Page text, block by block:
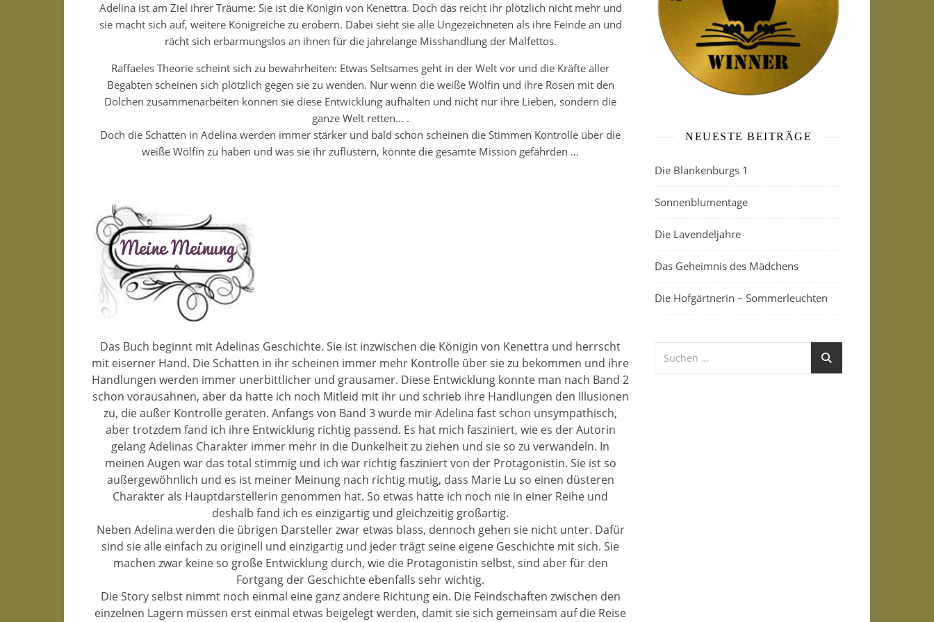
Adelina ist am Ziel ihrer Träume: Sie ist die Königin von Kenettra. Doch das reicht ihr plötzlich nicht mehr und
sie macht sich auf, weitere Königreiche zu erobern. Dabei sieht sie alle Ungezeichneten als ihre Feinde an und
rächt sich erbarmungslos an ihnen für die jahrelange Misshandlung der Malfettos.
Raffaeles Theorie scheint sich zu bewahrheiten: Etwas Seltsames geht in der Welt vor und die Kräfte aller
Begabten scheinen sich plötzlich gegen sie zu wenden. Nur wenn die weiße Wölfin und ihre Rosen mit den
Dolchen zusammenarbeiten können sie diese Entwicklung aufhalten und nicht nur ihre Lieben, sondern die
ganze Welt retten… .
Doch die Schatten in Adelina werden immer stärker und bald schon scheinen die Stimmen Kontrolle über die
weiße Wölfin zu haben und was sie ihr zuflüstern, könnte die gesamte Mission gefährden …
Das Buch beginnt mit Adelinas Geschichte. Sie ist inzwischen die Königin von Kenettra und herrscht
mit eiserner Hand. Die Schatten in ihr scheinen immer mehr Kontrolle über sie zu bekommen und ihre
Handlungen werden immer unerbittlicher und grausamer. Diese Entwicklung konnte man nach Band 2
schon vorausahnen, aber da hatte ich noch Mitleid mit ihr und schrieb ihre Handlungen den Illusionen
zu, die außer Kontrolle geraten. Anfangs von Band 3 wurde mir Adelina fast schon unsympathisch,
aber trotzdem fand ich ihre Entwicklung richtig passend. Es hat mich fasziniert, wie es der Autorin
gelang Adelinas Charakter immer mehr in die Dunkelheit zu ziehen und sie so zu verwandeln. In
meinen Augen war das total stimmig und ich war richtig fasziniert von der Protagonistin. Sie ist so
außergewöhnlich und es ist meiner Meinung nach richtig mutig, dass Marie Lu so einen düsteren
Charakter als Hauptdarstellerin genommen hat. So etwas hatte ich noch nie in einer Reihe und
deshalb fand ich es einzigartig und gleichzeitig großartig.
Neben Adelina werden die übrigen Darsteller zwar etwas blass, dennoch gehen sie nicht unter. Dafür
sind sie alle einfach zu originell und einzigartig und jeder trägt seine eigene Geschichte mit sich. Sie
machen zwar keine so große Entwicklung durch, wie die Protagonistin selbst, sind aber für den
Fortgang der Geschichte ebenfalls sehr wichtig.
Die Story selbst nimmt noch einmal eine ganz andere Richtung ein. Die Feindschaften zwischen den
einzelnen Lagern müssen erst einmal etwas beigelegt werden, damit sie sich gemeinsam auf die Reise
NEUESTE BEITRÄGE
Die Blankenburgs 1
Sonnenblumentage
Die Lavendeljahre
Das Geheimnis des Mädchens
Die Hofgärtnerin – Sommerleuchten